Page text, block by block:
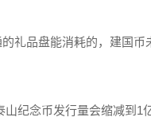
礼品盘能消耗的，建国币
山纪念币发行量会缩减到1